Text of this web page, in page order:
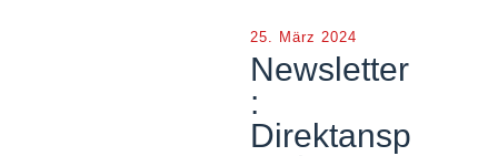
25. März 2024
Newsletter
:
Direktansp